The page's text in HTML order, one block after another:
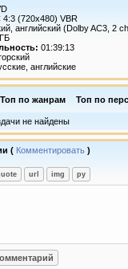
4:3 (720x480) VBR
английский (Dolby AC3, 2
01:39:13
английские
Топ по жанрам Топ по
не найдены
( Комментировать )